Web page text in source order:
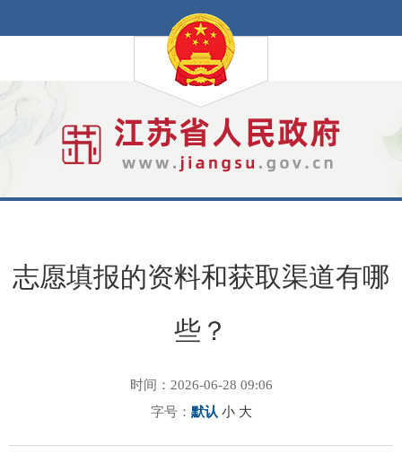
志愿填报的资料和获取渠道有哪
些？
时间：2026-06-28 09:06
字号： 默认 小 大